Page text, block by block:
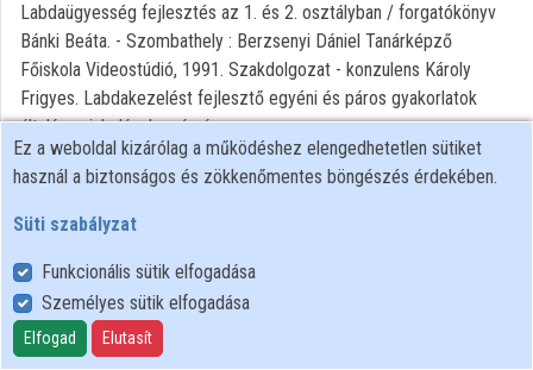
Labdaügyesség fejlesztés az 1. és 2. osztályban / forgatókönyv
Bánki Beáta. - Szombathely : Berzsenyi Dániel Tanárképző
Főiskola Videostúdió, 1991. Szakdolgozat - konzulens Károly
Frigyes. Labdakezelést fejlesztő egyéni és páros gyakorlatok
általános iskolások számára .
Felhasználói szabályzat
Adatkezelési tájékoztató
Süti szabályzat
Ez a weboldal kizárólag a működéshez elengedhetetlen sütiket
használ a biztonságos és zökkenőmentes böngészés érdekében.
Süti szabályzat
Funkcionális sütik elfogadása
Személyes sütik elfogadása
Elfogad Elutasít